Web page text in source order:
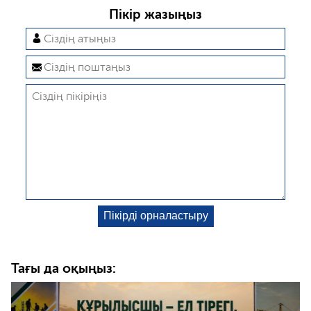
Пікір жазыңыз
Тағы да оқыңыз: